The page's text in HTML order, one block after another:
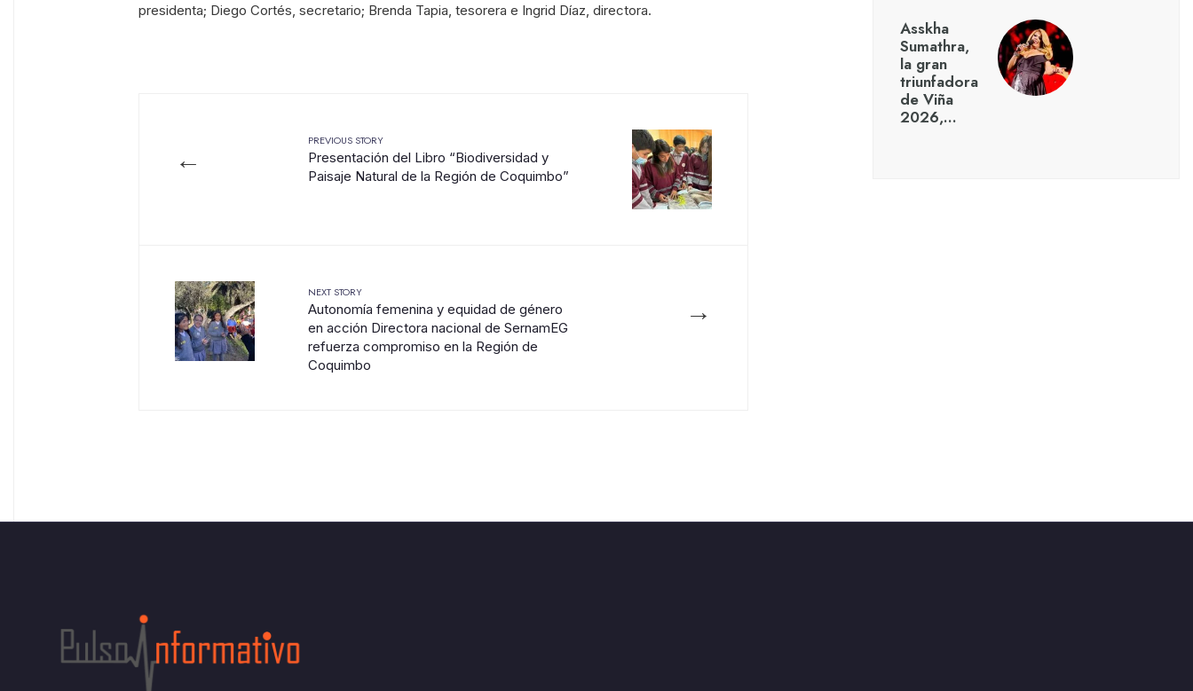
presidenta; Diego Cortés, secretario; Brenda Tapia, tesorera e Ingrid Díaz, directora.
←
PREVIOUS STORY
Presentación del Libro “Biodiversidad y
Paisaje Natural de la Región de Coquimbo”
→
NEXT STORY
Autonomía femenina y equidad de género
en acción Directora nacional de SernamEG
refuerza compromiso en la Región de
Coquimbo
Asskha
Sumathra,
la gran
triunfadora
de Viña
2026,…